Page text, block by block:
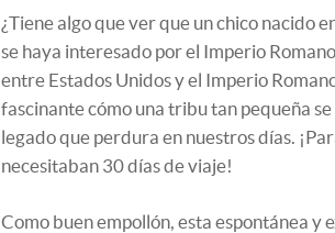
¿Tiene algo que ver que un chico nacido
se haya interesado por el Imperio
entre Estados Unidos y el Imperio
fascinante cómo una tribu tan pequeña
legado que perdura en nuestros días.
necesitaban 30 días de viaje!
Como buen empollón, esta espontánea y